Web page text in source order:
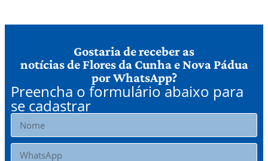
Gostaria de receber as
notícias de Flores da Cunha e Nova Pádua
por WhatsApp?
Preencha o formulário abaixo para
se cadastrar